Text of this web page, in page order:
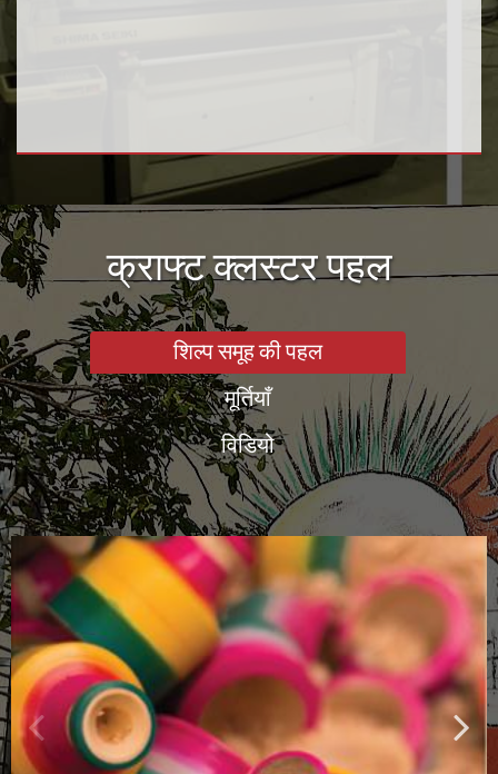
क्राफ्ट क्लस्टर पहल
शिल्प समूह की पहल
मूर्तियाँ
विडियो